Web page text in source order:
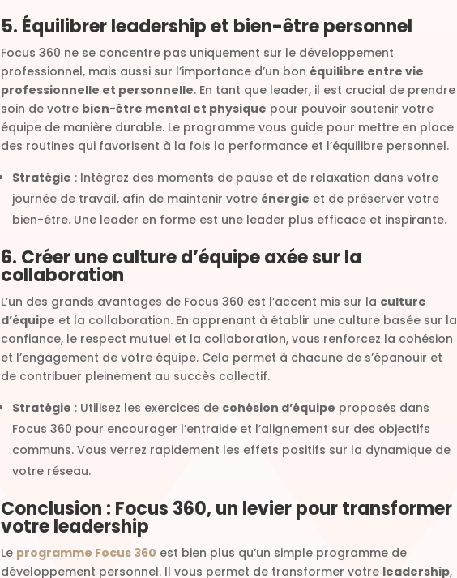
5. Équilibrer leadership et bien-être personnel
Focus 360 ne se concentre pas uniquement sur le développement
professionnel, mais aussi sur l’importance d’un bon équilibre entre vie
professionnelle et personnelle. En tant que leader, il est crucial de prendre
soin de votre bien-être mental et physique pour pouvoir soutenir votre
équipe de manière durable. Le programme vous guide pour mettre en place
des routines qui favorisent à la fois la performance et l’équilibre personnel.
Stratégie : Intégrez des moments de pause et de relaxation dans votre
journée de travail, afin de maintenir votre énergie et de préserver votre
bien-être. Une leader en forme est une leader plus efficace et inspirante.
6. Créer une culture d’équipe axée sur la
collaboration
L’un des grands avantages de Focus 360 est l’accent mis sur la culture
d’équipe et la collaboration. En apprenant à établir une culture basée sur la
confiance, le respect mutuel et la collaboration, vous renforcez la cohésion
et l’engagement de votre équipe. Cela permet à chacune de s’épanouir et
de contribuer pleinement au succès collectif.
Stratégie : Utilisez les exercices de cohésion d’équipe proposés dans
Focus 360 pour encourager l’entraide et l’alignement sur des objectifs
communs. Vous verrez rapidement les effets positifs sur la dynamique de
votre réseau.
Conclusion : Focus 360, un levier pour transformer
votre leadership
Le programme Focus 360 est bien plus qu’un simple programme de
développement personnel. Il vous permet de transformer votre leadership,